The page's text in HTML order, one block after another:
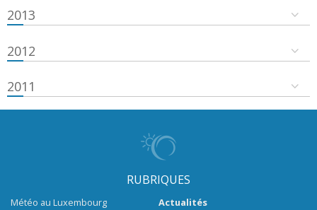
2013
2012
2011
RUBRIQUES
Météo au Luxembourg
Actualités